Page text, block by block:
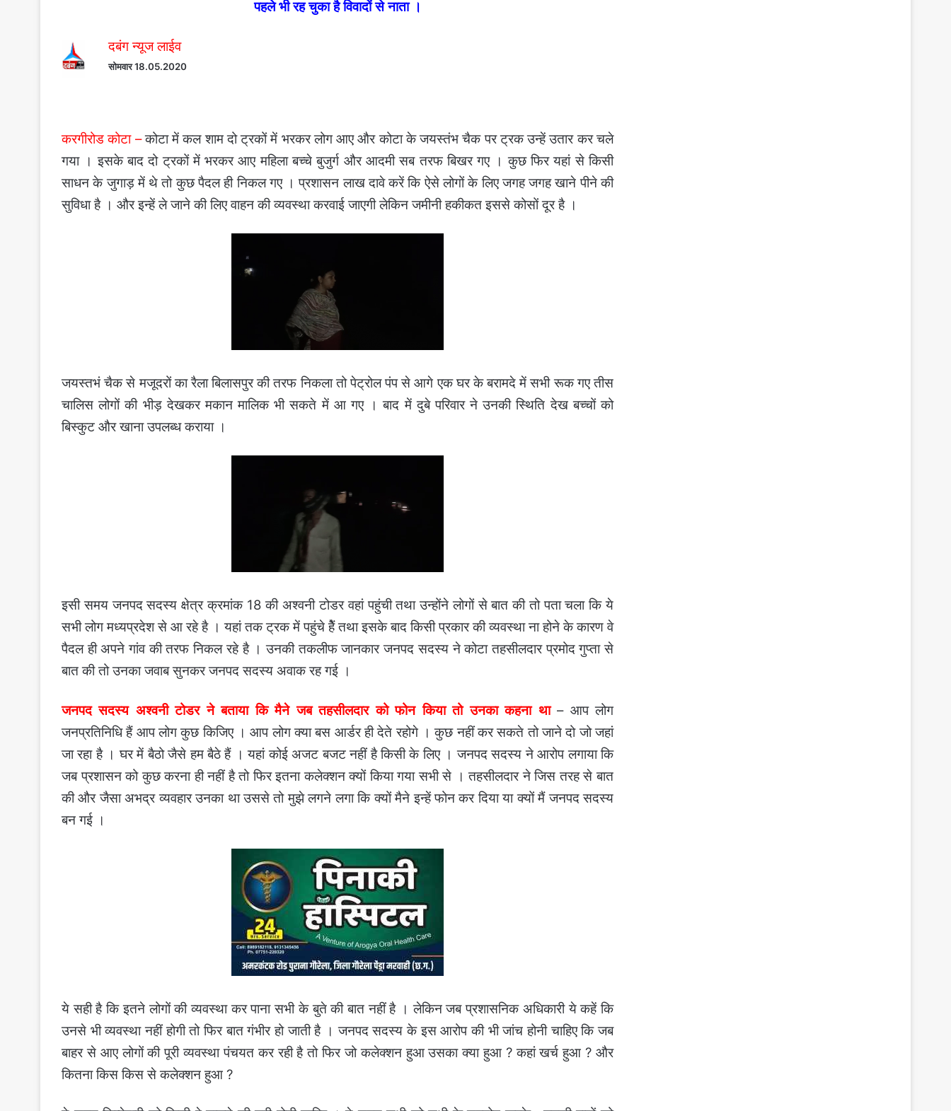
पहले भी रह चुका है विवादों से नाता ।
दबंग न्यूज लाईव
सोमवार 18.05.2020
करगीरोड कोटा –कोटा में कल शाम दो ट्रकों में भरकर लोग आए और कोटा के जयस्तंभ चैक पर ट्रक उन्हें उतार कर चले
गया । इसके बाद दो ट्रकों में भरकर आए महिला बच्चे बुजुर्ग और आदमी सब तरफ बिखर गए । कुछ फिर यहां से किसी
साधन के जुगाड़ में थे तो कुछ पैदल ही निकल गए । प्रशासन लाख दावे करें कि ऐसे लोगों के लिए जगह जगह खाने पीने की
सुविधा है । और इन्हें ले जाने की लिए वाहन की व्यवस्था करवाई जाएगी लेकिन जमीनी हकीकत इससे कोसों दूर है ।
जयस्तभं चैक से मजूदरों का रैला बिलासपुर की तरफ निकला तो पेट्रोल पंप से आगे एक घर के बरामदे में सभी रूक गए तीस
चालिस लोगों की भीड़ देखकर मकान मालिक भी सकते में आ गए । बाद में दुबे परिवार ने उनकी स्थिति देख बच्चों को
बिस्कुट और खाना उपलब्ध कराया ।
इसी समय जनपद सदस्य क्षेत्र क्रमांक 18 की अश्वनी टोडर वहां पहुंची तथा उन्होंने लोगों से बात की तो पता चला कि ये
सभी लोग मध्यप्रदेश से आ रहे है । यहां तक ट्रक में पहुंचे हेैं तथा इसके बाद किसी प्रकार की व्यवस्था ना होने के कारण वे
पैदल ही अपने गांव की तरफ निकल रहे है । उनकी तकलीफ जानकार जनपद सदस्य ने कोटा तहसीलदार प्रमोद गुप्ता से
बात की तो उनका जवाब सुनकर जनपद सदस्य अवाक रह गई ।
जनपद सदस्य अश्वनी टोडर ने बताया कि मैने जब तहसीलदार को फोन किया तो उनका कहना था– आप लोग
जनप्रतिनिधि हैं आप लोग कुछ किजिए । आप लोग क्या बस आर्डर ही देते रहोगे । कुछ नहीं कर सकते तो जाने दो जो जहां
जा रहा है । घर में बैठो जैसे हम बैठे हैं । यहां कोई अजट बजट नहीं है किसी के लिए । जनपद सदस्य ने आरोप लगाया कि
जब प्रशासन को कुछ करना ही नहीं है तो फिर इतना कलेक्शन क्यों किया गया सभी से । तहसीलदार ने जिस तरह से बात
की और जैसा अभद्र व्यवहार उनका था उससे तो मुझे लगने लगा कि क्यों मैने इन्हें फोन कर दिया या क्यों मैं जनपद सदस्य
बन गई ।
ये सही है कि इतने लोगों की व्यवस्था कर पाना सभी के बुते की बात नहीं है । लेकिन जब प्रशासनिक अधिकारी ये कहें कि
उनसे भी व्यवस्था नहीं होगी तो फिर बात गंभीर हो जाती है । जनपद सदस्य के इस आरोप की भी जांच होनी चाहिए कि जब
बाहर से आए लोगों की पूरी व्यवस्था पंचयत कर रही है तो फिर जो कलेक्शन हुआ उसका क्या हुआ ? कहां खर्च हुआ ? और
कितना किस किस से कलेक्शन हुआ ?